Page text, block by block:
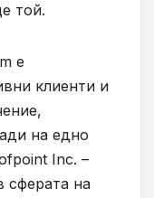
той.
е
клиенти и
на едно
Inc. –
сферата на